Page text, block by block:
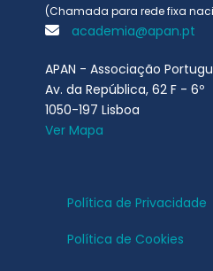
(Chamada para rede fixa
academia@apan.pt
APAN - Associação
Av. da República, 62 F - 6º
1050-197 Lisboa
Ver Mapa
Política de Privacidade
Política de Cookies